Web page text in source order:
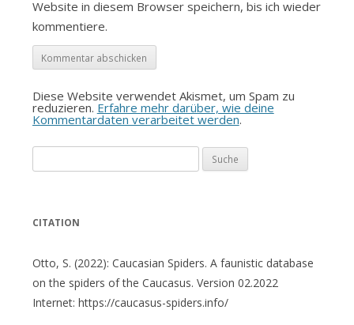
Website in diesem Browser speichern, bis ich wieder
kommentiere.
Diese Website verwendet Akismet, um Spam zu
reduzieren. Erfahre mehr darüber, wie deine
Kommentardaten verarbeitet werden.
nach:
CITATION
Otto, S. (2022): Caucasian Spiders. A faunistic database
on the spiders of the Caucasus. Version 02.2022
Internet: https://caucasus-spiders.info/